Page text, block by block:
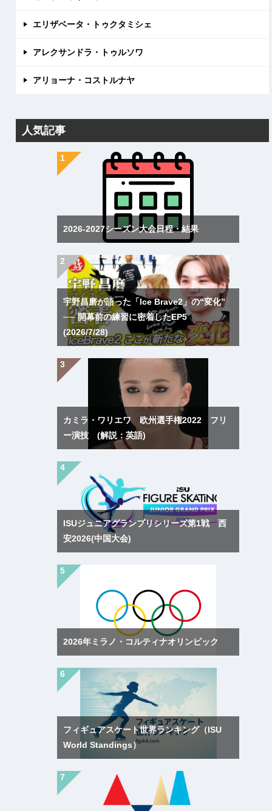
エリザベータ・トゥクタミシェ
アレクサンドラ・トゥルソワ
アリョーナ・コストルナヤ
人気記事
2026-2027シーズン大会日程・結果
宇野昌磨が語った「Ice Brave2」の“変化”
── 開幕前の練習に密着したEP5
(2026/7/28)
カミラ・ワリエワ 欧州選手権2022 フリ
ー演技 (解説：英語)
ISUジュニアグランプリシリーズ第1戦 西
安2026(中国大会)
2026年ミラノ・コルティナオリンピック
フィギュアスケート世界ランキング（ISU
World Standings）